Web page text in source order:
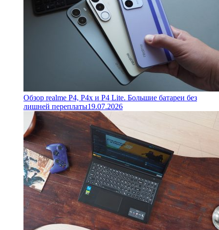
Обзор realme P4, P4x и P4 Lite. Большие батареи без
лишней переплаты19.07.2026